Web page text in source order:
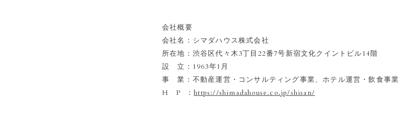
会社概要
会社名：シマダハウス株式会社
所在地：渋谷区代々木3丁目22番7号新宿文化クイントビル14階
設 立：1963年1月
事 業：不動産運営・コンサルティング事業、ホテル運営・飲食事業
H P ：https://shimadahouse.co.jp/shisan/